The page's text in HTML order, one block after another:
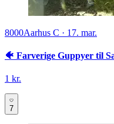
8000Aarhus C · 17. mar.
🐠 Farverige Guppyer til
1 kr.
7